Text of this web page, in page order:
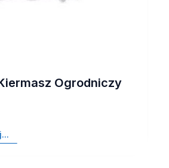
Ogrodniczy